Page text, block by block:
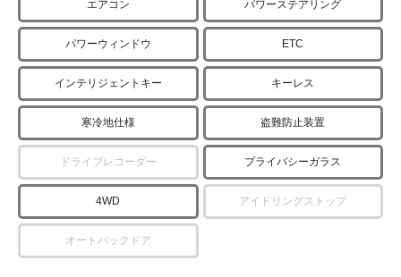
エアコン パワーステアリング
パワーウィンドウ ETC
インテリジェントキー キーレス
寒冷地仕様 盗難防止装置
ドライブレコーダー プライバシーガラス
4WD アイドリングストップ
オートバックドア